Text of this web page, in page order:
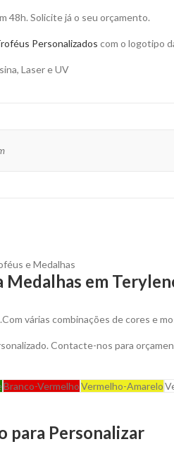
48h. Solicite já o seu orçamento.
Personalizados com o logotipo
Laser e UV
e Medalhas
em
várias combinações de cores e
Contacte-nos para
Branco-VermelhoVermelho-Amarelo
para Personalizar